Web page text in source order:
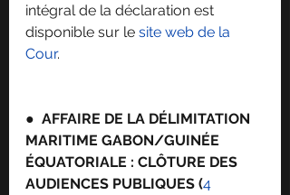
intégral de la déclaration est
disponible sur le site web de la
Cour.
● AFFAIRE DE LA DÉLIMITATION
MARITIME GABON/GUINÉE
ÉQUATORIALE : CLÔTURE DES
AUDIENCES PUBLIQUES (4